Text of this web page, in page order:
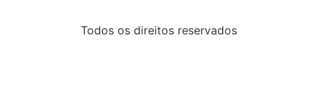
Todos os direitos reservados